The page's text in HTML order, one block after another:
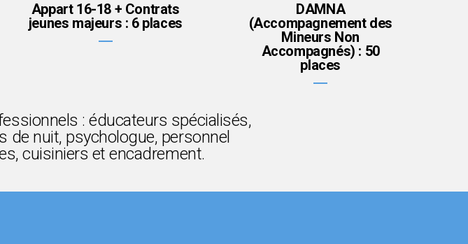
Appart 16-18 + Contrats
jeunes majeurs : 6 places
DAMNA
(Accompagnement des
Mineurs Non
Accompagnés) : 50
places
: éducateurs spécialisés,
nuit, psychologue, personnel
cuisiniers et encadrement.